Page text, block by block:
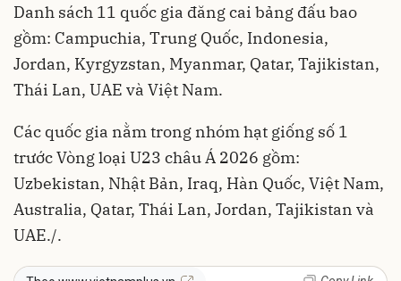
Danh sách 11 quốc gia đăng cai bảng đấu bao
gồm: Campuchia, Trung Quốc, Indonesia,
Jordan, Kyrgyzstan, Myanmar, Qatar, Tajikistan,
Thái Lan, UAE và Việt Nam.
Các quốc gia nằm trong nhóm hạt giống số 1
trước Vòng loại U23 châu Á 2026 gồm:
Uzbekistan, Nhật Bản, Iraq, Hàn Quốc, Việt Nam,
Australia, Qatar, Thái Lan, Jordan, Tajikistan và
UAE./.